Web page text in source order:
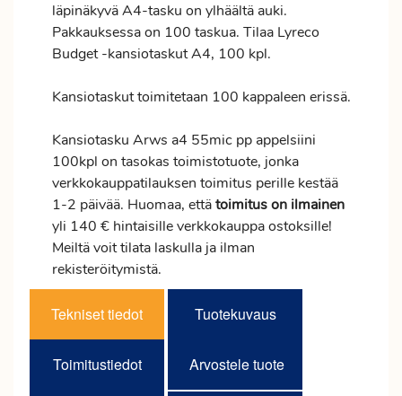
läpinäkyvä A4-tasku on ylhäältä auki.
Pakkauksessa on 100 taskua. Tilaa Lyreco
Budget -kansiotaskut A4, 100 kpl.
Kansiotaskut toimitetaan 100 kappaleen erissä.
Kansiotasku Arws a4 55mic pp appelsiini
100kpl on tasokas toimistotuote, jonka
verkkokauppatilauksen toimitus perille kestää
1-2 päivää. Huomaa, ettätoimituson ilmainen
yli 140 € hintaisille verkkokauppa ostoksille!
Meiltä voit tilata laskulla ja ilman
rekisteröitymistä.
Tekniset tiedot Tuotekuvaus
Toimitustiedot Arvostele tuote